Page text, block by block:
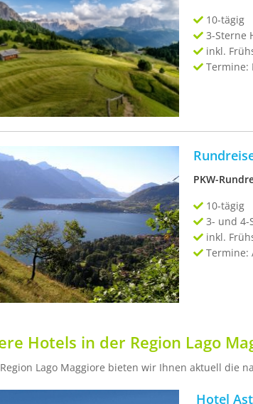
10-tägig
3-Sterne
inkl.
Termine:
PKW-
10-tägig
3- und 4-
inkl.
Termine:
Hotels in der Region Lago
Lago Maggiore bieten wir Ihnen aktuell die
Hotel